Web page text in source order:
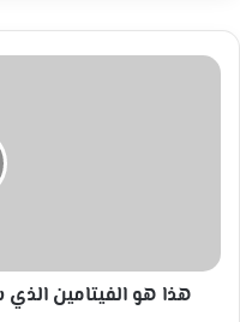
هذا
للأبد
هذا هو الفيتامين